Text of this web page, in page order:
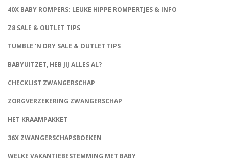
40X BABY ROMPERS: LEUKE HIPPE ROMPERTJES & INFO
Z8 SALE & OUTLET TIPS
TUMBLE ‘N DRY SALE & OUTLET TIPS
BABYUITZET, HEB JIJ ALLES AL?
CHECKLIST ZWANGERSCHAP
ZORGVERZEKERING ZWANGERSCHAP
HET KRAAMPAKKET
36X ZWANGERSCHAPSBOEKEN
WELKE VAKANTIEBESTEMMING MET BABY